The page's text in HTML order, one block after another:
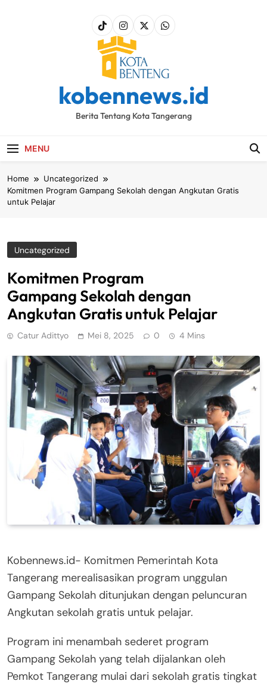
kobennews.id
Berita Tentang Kota Tangerang
MENU
Home
Uncategorized
Komitmen Program Gampang Sekolah dengan Angkutan Gratis
untuk Pelajar
Uncategorized
Komitmen Program
Gampang Sekolah dengan
Angkutan Gratis untuk Pelajar
Catur Adittyo Mei 8, 2025 0 4 Mins
Kobennews.id- Komitmen Pemerintah Kota
Tangerang merealisasikan program unggulan
Gampang Sekolah ditunjukan dengan peluncuran
Angkutan sekolah gratis untuk pelajar.
Program ini menambah sederet program
Gampang Sekolah yang telah dijalankan oleh
Pemkot Tangerang mulai dari sekolah gratis tingkat